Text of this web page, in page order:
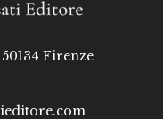
Firenze